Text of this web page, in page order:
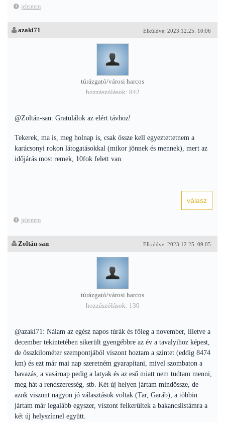
jelentem
Elküldve: 2023.12.25. 10:06
azaki71
túrázgató/városi harcos
hozzászólások: 842
@Zoltán-san: Gratulálok az elért távhoz!
Tekerek, ma is, meg holnap is, csak össze kell egyeztettetnem a
karácsonyi rokon látogatásokkal (mikor jönnek és mennek), mert az
időjárás most remek, 10fok felett van.
jelentem
Elküldve: 2023.12.25. 09:05
Zoltán-san
túrázgató/városi harcos
hozzászólások: 130
@azaki71: Nálam az egész napos túrák és főleg a november, illetve a
december tekintetében sikerült gyengébbre az év a tavalyihoz képest,
de összkilométer szempontjából viszont hoztam a szintet (eddig 8474
km) és ezt már mai nap szeretném gyarapítani, mivel szombaton a
havazás, a vasárnap pedig a latyak és az eső miatt nem tudtam menni,
meg hát a rendszeresség, stb. Két új helyen jártam mindössze, de
azok viszont nagyon jó választások voltak (Tar, Garáb), a többin
jártam már legalább egyszer, viszont felkerültek a bakancslistámra a
két új helyszínnel együtt.